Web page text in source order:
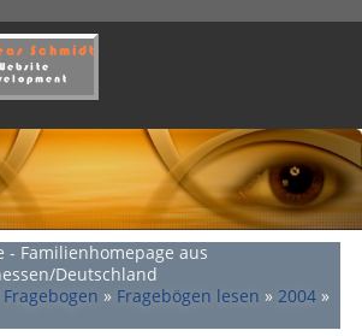
Familienhomepage aus
Deutschland
Fragebogen » Fragebögen lesen » 2004 »